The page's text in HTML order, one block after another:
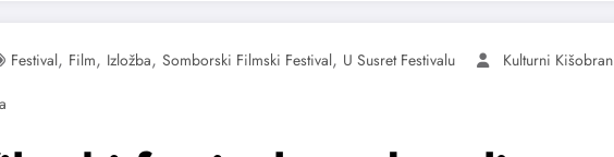
Festival, Film, Izložba, Somborski Filmski Festival, U Susret Festivalu
Kulturni Kišobran